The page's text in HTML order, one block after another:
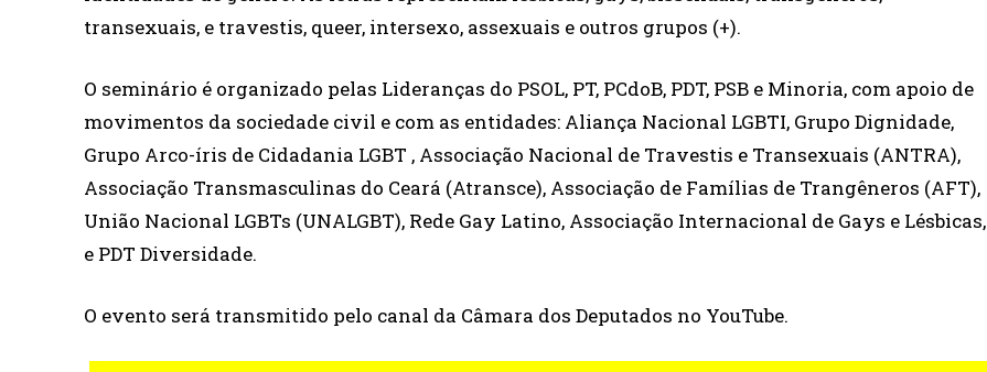
transexuais, e travestis, queer, intersexo, assexuais e outros grupos (+).
O seminário é organizado pelas Lideranças do PSOL, PT, PCdoB, PDT, PSB e Minoria, com apoio de
movimentos da sociedade civil e com as entidades: Aliança Nacional LGBTI, Grupo Dignidade,
Grupo Arco-íris de Cidadania LGBT , Associação Nacional de Travestis e Transexuais (ANTRA),
Associação Transmasculinas do Ceará (Atransce), Associação de Famílias de Trangêneros (AFT),
União Nacional LGBTs (UNALGBT), Rede Gay Latino, Associação Internacional de Gays e Lésbicas,
e PDT Diversidade.
O evento será transmitido pelo canal da Câmara dos Deputados no YouTube.